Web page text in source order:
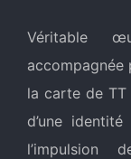
Véritable
accompagnée
la carte de
d’une
l’impulsion